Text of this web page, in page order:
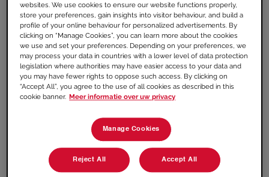
SENSEO® & Dutch Design Brand
Koffieliefhebbers, opgelet: binnenkort
krijgt jouw keuken een stijlvolle upgrade.
SENSEO® en Dutch Design Brand
bundelen hun krachten voor een
bijzondere limited edition die design en
koffiegenot samenbrengt.Zoals je ziet,
websites. We use cookies to ensure our website functions properly,
store your preferences, gain insights into visitor behaviour, and build a
profile of your online behaviour for personalized advertisements. By
clicking on “Manage Cookies”, you can learn more about the cookies
we use and set your preferences. Depending on your preferences, we
may process your data in countries with a lower level of data protection
legislation where authorities may have easier access to your data and
you may have fewer rights to oppose such access. By clicking on
“Accept All”, you agree to the use of all cookies as described in this
cookie banner. Meer informatie over uw privacy
Manage Cookies
Reject All Accept All